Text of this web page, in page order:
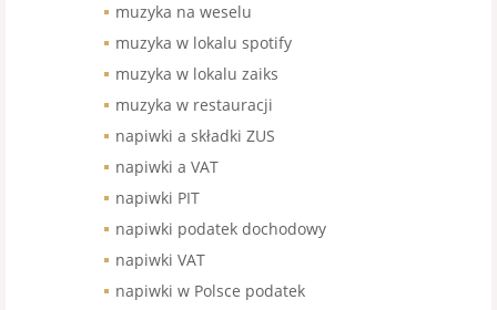
muzyka na weselu
muzyka w lokalu spotify
muzyka w lokalu zaiks
muzyka w restauracji
napiwki a składki ZUS
napiwki a VAT
napiwki PIT
napiwki podatek dochodowy
napiwki VAT
napiwki w Polsce podatek